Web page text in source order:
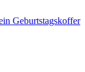
Geburtstagskoffer